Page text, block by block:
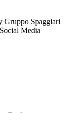
Gruppo Spaggiari
Media